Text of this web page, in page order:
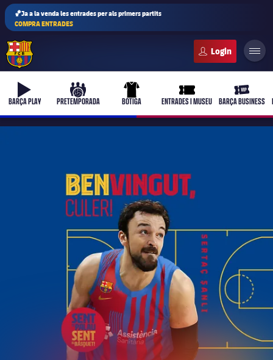
🏀Ja a la venda les entrades per als primers partits
COMPRA ENTRADES
b-play
BARÇA PLAY
culers-ball
PRETEMPORADA
uniform
BOTIGA
ticket-full
ENTRADES I MUSEU
ticket-
BARÇA BUSINESS
plusicon
Junta Directiva
plusicon